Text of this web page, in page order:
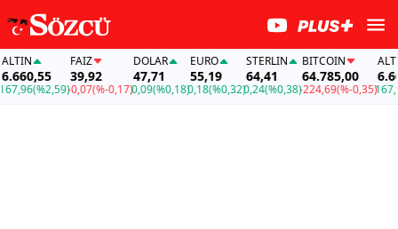
(%2,59)
FAİZ
39,92
-0,07(%-0,17)
DOLAR
47,71
0,09(%0,18)
EURO
55,19
0,18(%0,32)
STERLIN
64,41
0,24(%0,38)
BITCOIN
64.785,00
-224,69(%-0,35)
ALTIN
167,96